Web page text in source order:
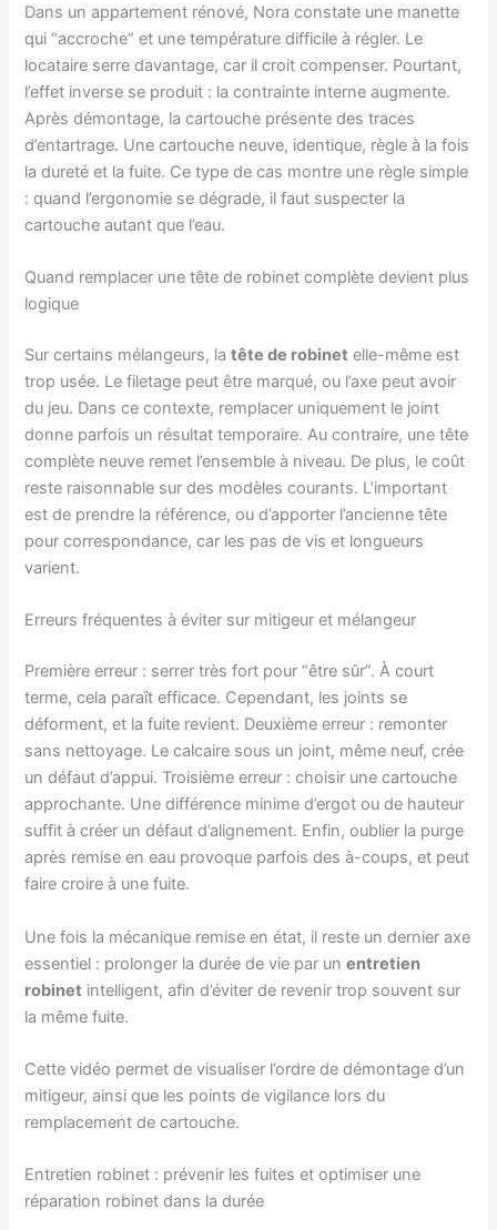
Dans un appartement rénové, Nora constate une manette
qui “accroche” et une température difficile à régler. Le
locataire serre davantage, car il croit compenser. Pourtant,
l’effet inverse se produit : la contrainte interne augmente.
Après démontage, la cartouche présente des traces
d’entartrage. Une cartouche neuve, identique, règle à la fois
la dureté et la fuite. Ce type de cas montre une règle simple
: quand l’ergonomie se dégrade, il faut suspecter la
cartouche autant que l’eau.
Quand remplacer une tête de robinet complète devient plus
logique
Sur certains mélangeurs, latête de robinet elle-même est
trop usée. Le filetage peut être marqué, ou l’axe peut avoir
du jeu. Dans ce contexte, remplacer uniquement le joint
donne parfois un résultat temporaire. Au contraire, une tête
complète neuve remet l’ensemble à niveau. De plus, le coût
reste raisonnable sur des modèles courants. L’important
est de prendre la référence, ou d’apporter l’ancienne tête
pour correspondance, car les pas de vis et longueurs
varient.
Erreurs fréquentes à éviter sur mitigeur et mélangeur
Première erreur : serrer très fort pour “être sûr”. À court
terme, cela paraît efficace. Cependant, les joints se
déforment, et la fuite revient. Deuxième erreur : remonter
sans nettoyage. Le calcaire sous un joint, même neuf, crée
un défaut d’appui. Troisième erreur : choisir une cartouche
approchante. Une différence minime d’ergot ou de hauteur
suffit à créer un défaut d’alignement. Enfin, oublier la purge
après remise en eau provoque parfois des à-coups, et peut
faire croire à une fuite.
Une fois la mécanique remise en état, il reste un dernier axe
essentiel : prolonger la durée de vie par unentretien
robinet intelligent, afin d’éviter de revenir trop souvent sur
la même fuite.
Cette vidéo permet de visualiser l’ordre de démontage d’un
mitigeur, ainsi que les points de vigilance lors du
remplacement de cartouche.
Entretien robinet : prévenir les fuites et optimiser une
réparation robinet dans la durée